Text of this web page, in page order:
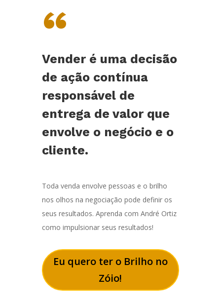
“
Vender é uma decisão
de ação contínua
responsável de
entrega de valor que
envolve o negócio e o
cliente.
Toda venda envolve pessoas e o brilho
nos olhos na negociação pode definir os
seus resultados. Aprenda com André Ortiz
como impulsionar seus resultados!
Eu quero ter o Brilho no
Zóio!